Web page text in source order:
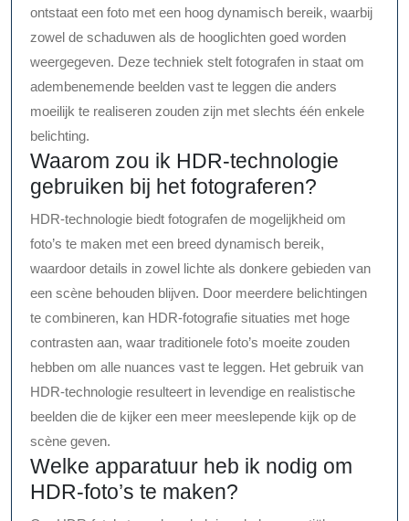
ontstaat een foto met een hoog dynamisch bereik, waarbij
zowel de schaduwen als de hooglichten goed worden
weergegeven. Deze techniek stelt fotografen in staat om
adembenemende beelden vast te leggen die anders
moeilijk te realiseren zouden zijn met slechts één enkele
belichting.
Waarom zou ik HDR-technologie
gebruiken bij het fotograferen?
HDR-technologie biedt fotografen de mogelijkheid om
foto’s te maken met een breed dynamisch bereik,
waardoor details in zowel lichte als donkere gebieden van
een scène behouden blijven. Door meerdere belichtingen
te combineren, kan HDR-fotografie situaties met hoge
contrasten aan, waar traditionele foto’s moeite zouden
hebben om alle nuances vast te leggen. Het gebruik van
HDR-technologie resulteert in levendige en realistische
beelden die de kijker een meer meeslepende kijk op de
scène geven.
Welke apparatuur heb ik nodig om
HDR-foto’s te maken?